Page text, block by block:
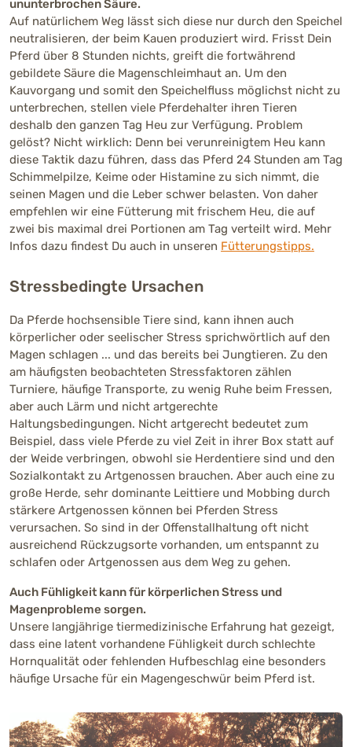
ununterbrochen Säure.
Auf natürlichem Weg lässt sich diese nur durch den Speichel
neutralisieren, der beim Kauen produziert wird. Frisst Dein
Pferd über 8 Stunden nichts, greift die fortwährend
gebildete Säure die Magenschleimhaut an. Um den
Kauvorgang und somit den Speichelfluss möglichst nicht zu
unterbrechen, stellen viele Pferdehalter ihren Tieren
deshalb den ganzen Tag Heu zur Verfügung. Problem
gelöst? Nicht wirklich: Denn bei verunreinigtem Heu kann
diese Taktik dazu führen, dass das Pferd 24 Stunden am Tag
Schimmelpilze, Keime oder Histamine zu sich nimmt, die
seinen Magen und die Leber schwer belasten. Von daher
empfehlen wir eine Fütterung mit frischem Heu, die auf
zwei bis maximal drei Portionen am Tag verteilt wird. Mehr
Infos dazu findest Du auch in unseren Fütterungstipps.
Stressbedingte Ursachen
Da Pferde hochsensible Tiere sind, kann ihnen auch
körperlicher oder seelischer Stress sprichwörtlich auf den
Magen schlagen ... und das bereits bei Jungtieren. Zu den
am häufigsten beobachteten Stressfaktoren zählen
Turniere, häufige Transporte, zu wenig Ruhe beim Fressen,
aber auch Lärm und nicht artgerechte
Haltungsbedingungen. Nicht artgerecht bedeutet zum
Beispiel, dass viele Pferde zu viel Zeit in ihrer Box statt auf
der Weide verbringen, obwohl sie Herdentiere sind und den
Sozialkontakt zu Artgenossen brauchen. Aber auch eine zu
große Herde, sehr dominante Leittiere und Mobbing durch
stärkere Artgenossen können bei Pferden Stress
verursachen. So sind in der Offenstallhaltung oft nicht
ausreichend Rückzugsorte vorhanden, um entspannt zu
schlafen oder Artgenossen aus dem Weg zu gehen.
Auch Fühligkeit kann für körperlichen Stress und
Magenprobleme sorgen.
Unsere langjährige tiermedizinische Erfahrung hat gezeigt,
dass eine latent vorhandene Fühligkeit durch schlechte
Hornqualität oder fehlenden Hufbeschlag eine besonders
häufige Ursache für ein Magengeschwür beim Pferd ist.